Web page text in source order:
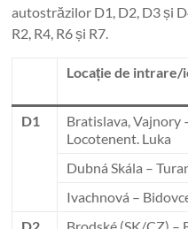
autostrăzilor D1, D2, D3 și
R2, R4, R6 și R7.
Locație de intrare/
D1
Bratislava, Vajnory
Locotenent. Luka
Dubná Skála –
Ivachnová –